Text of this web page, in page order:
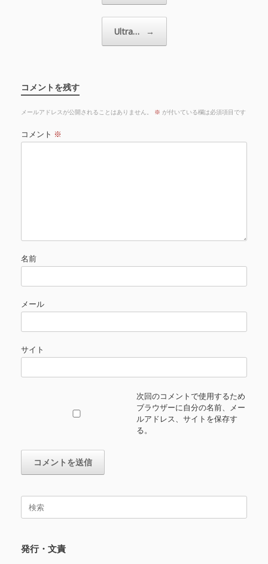
Ultra… →
コメントを残す
メールアドレスが公開されることはありません。 ※ が付いている欄は必須項目です
コメント ※
名前
メール
サイト
次回のコメントで使用するため
ブラウザーに自分の名前、メー
ルアドレス、サイトを保存す
る。
発行・文責